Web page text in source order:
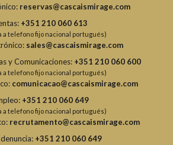
reservas@cascaismirage.com
+351 210 060 613
a telefono fijo nacional portugués)
sales@cascaismirage.com
y Comunicaciones: +351 210 060 600
a telefono fijo nacional portugués)
comunicacao@cascaismirage.com
+351 210 060 649
a telefono fijo nacional portugués)
recrutamento@cascaismirage.com
+351 210 060 649